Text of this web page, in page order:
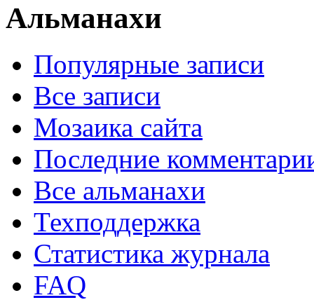
Альманахи
Популярные записи
Все записи
Мозаика сайта
Последние
Все альманахи
Техподдержка
Статистика журнала
FAQ